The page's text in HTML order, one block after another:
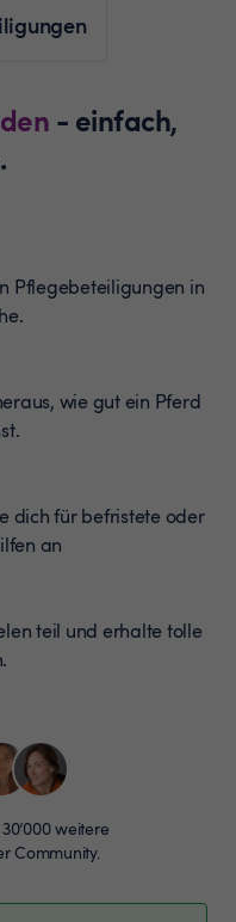
- einfach,
Pflegebeteiligungen in
wie gut ein Pferd
dich für befristete oder
an
teil und erhalte tolle
weitere
Community.